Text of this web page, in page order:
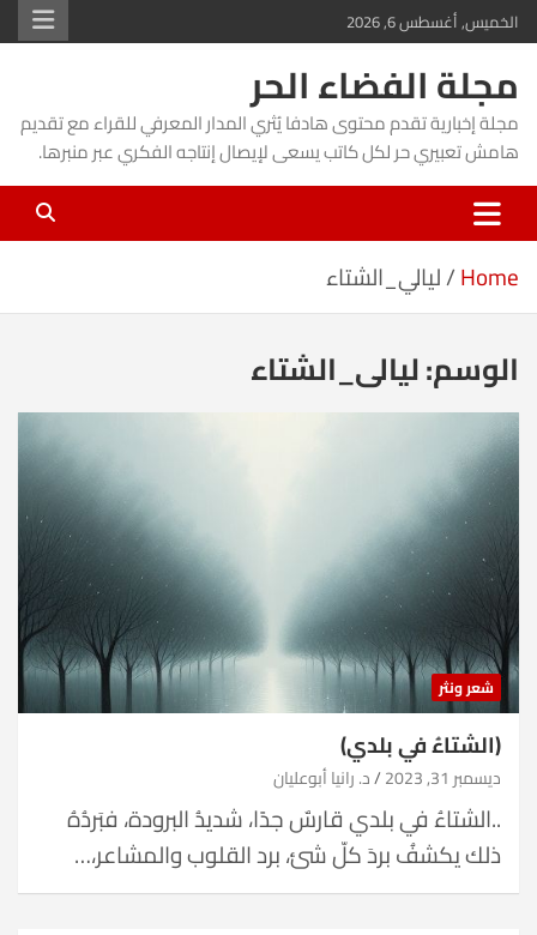
Skip
to
content
الخميس, أغسطس 6, 2026
مجلة الفضاء الحر
مجلة إخبارية تقدم محتوى هادفا يُثري المدار المعرفي للقراء مع تقديم
هامش تعبيري حر لكل كاتب يسعى لإيصال إنتاجه الفكري عبر منبرها.
Home ليالي_الشتاء
الوسم:ليالي_الشتاء
شعر ونثر
(الشتاءُ في بلدي)
ديسمبر 31, 2023 د. رانيا أبوعليان
..الشتاءُ في بلدي قارسٌ جدًا، شديدُ البرودة، فبَردُهُ
ذلك يكشفُ بردَ كلّ شئ، برد القلوب والمشاعر،…